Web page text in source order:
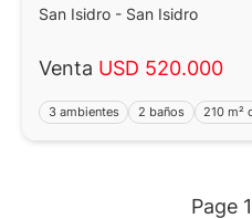
San Isidro - San Isidro
Venta USD 520.000
3 ambientes 2 baños 210 m²
Page